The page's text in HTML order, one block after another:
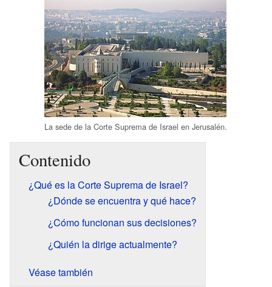
La sede de la Corte Suprema de Israel en Jerusalén.
Contenido
¿Qué es la Corte Suprema de Israel?
¿Dónde se encuentra y qué hace?
¿Cómo funcionan sus decisiones?
¿Quién la dirige actualmente?
Véase también